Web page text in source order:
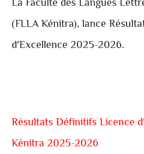
(FLLA Kénitra), lance
d'Excellence 2025-2026.
Résultats Définitifs Licence
Kénitra 2025-2026